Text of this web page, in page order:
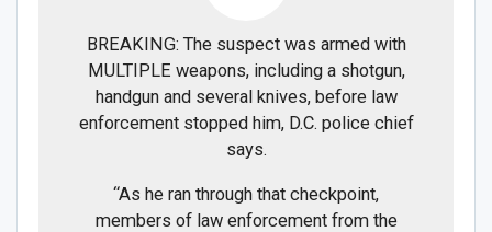
BREAKING: The suspect was armed with
MULTIPLE weapons, including a shotgun,
handgun and several knives, before law
enforcement stopped him, D.C. police chief
says.
“As he ran through that checkpoint,
members of law enforcement from the